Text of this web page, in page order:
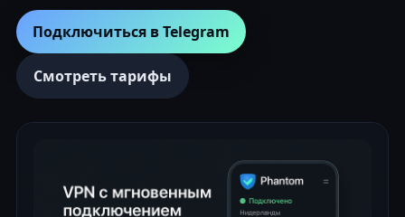
Подключиться в Telegram
Смотреть тарифы